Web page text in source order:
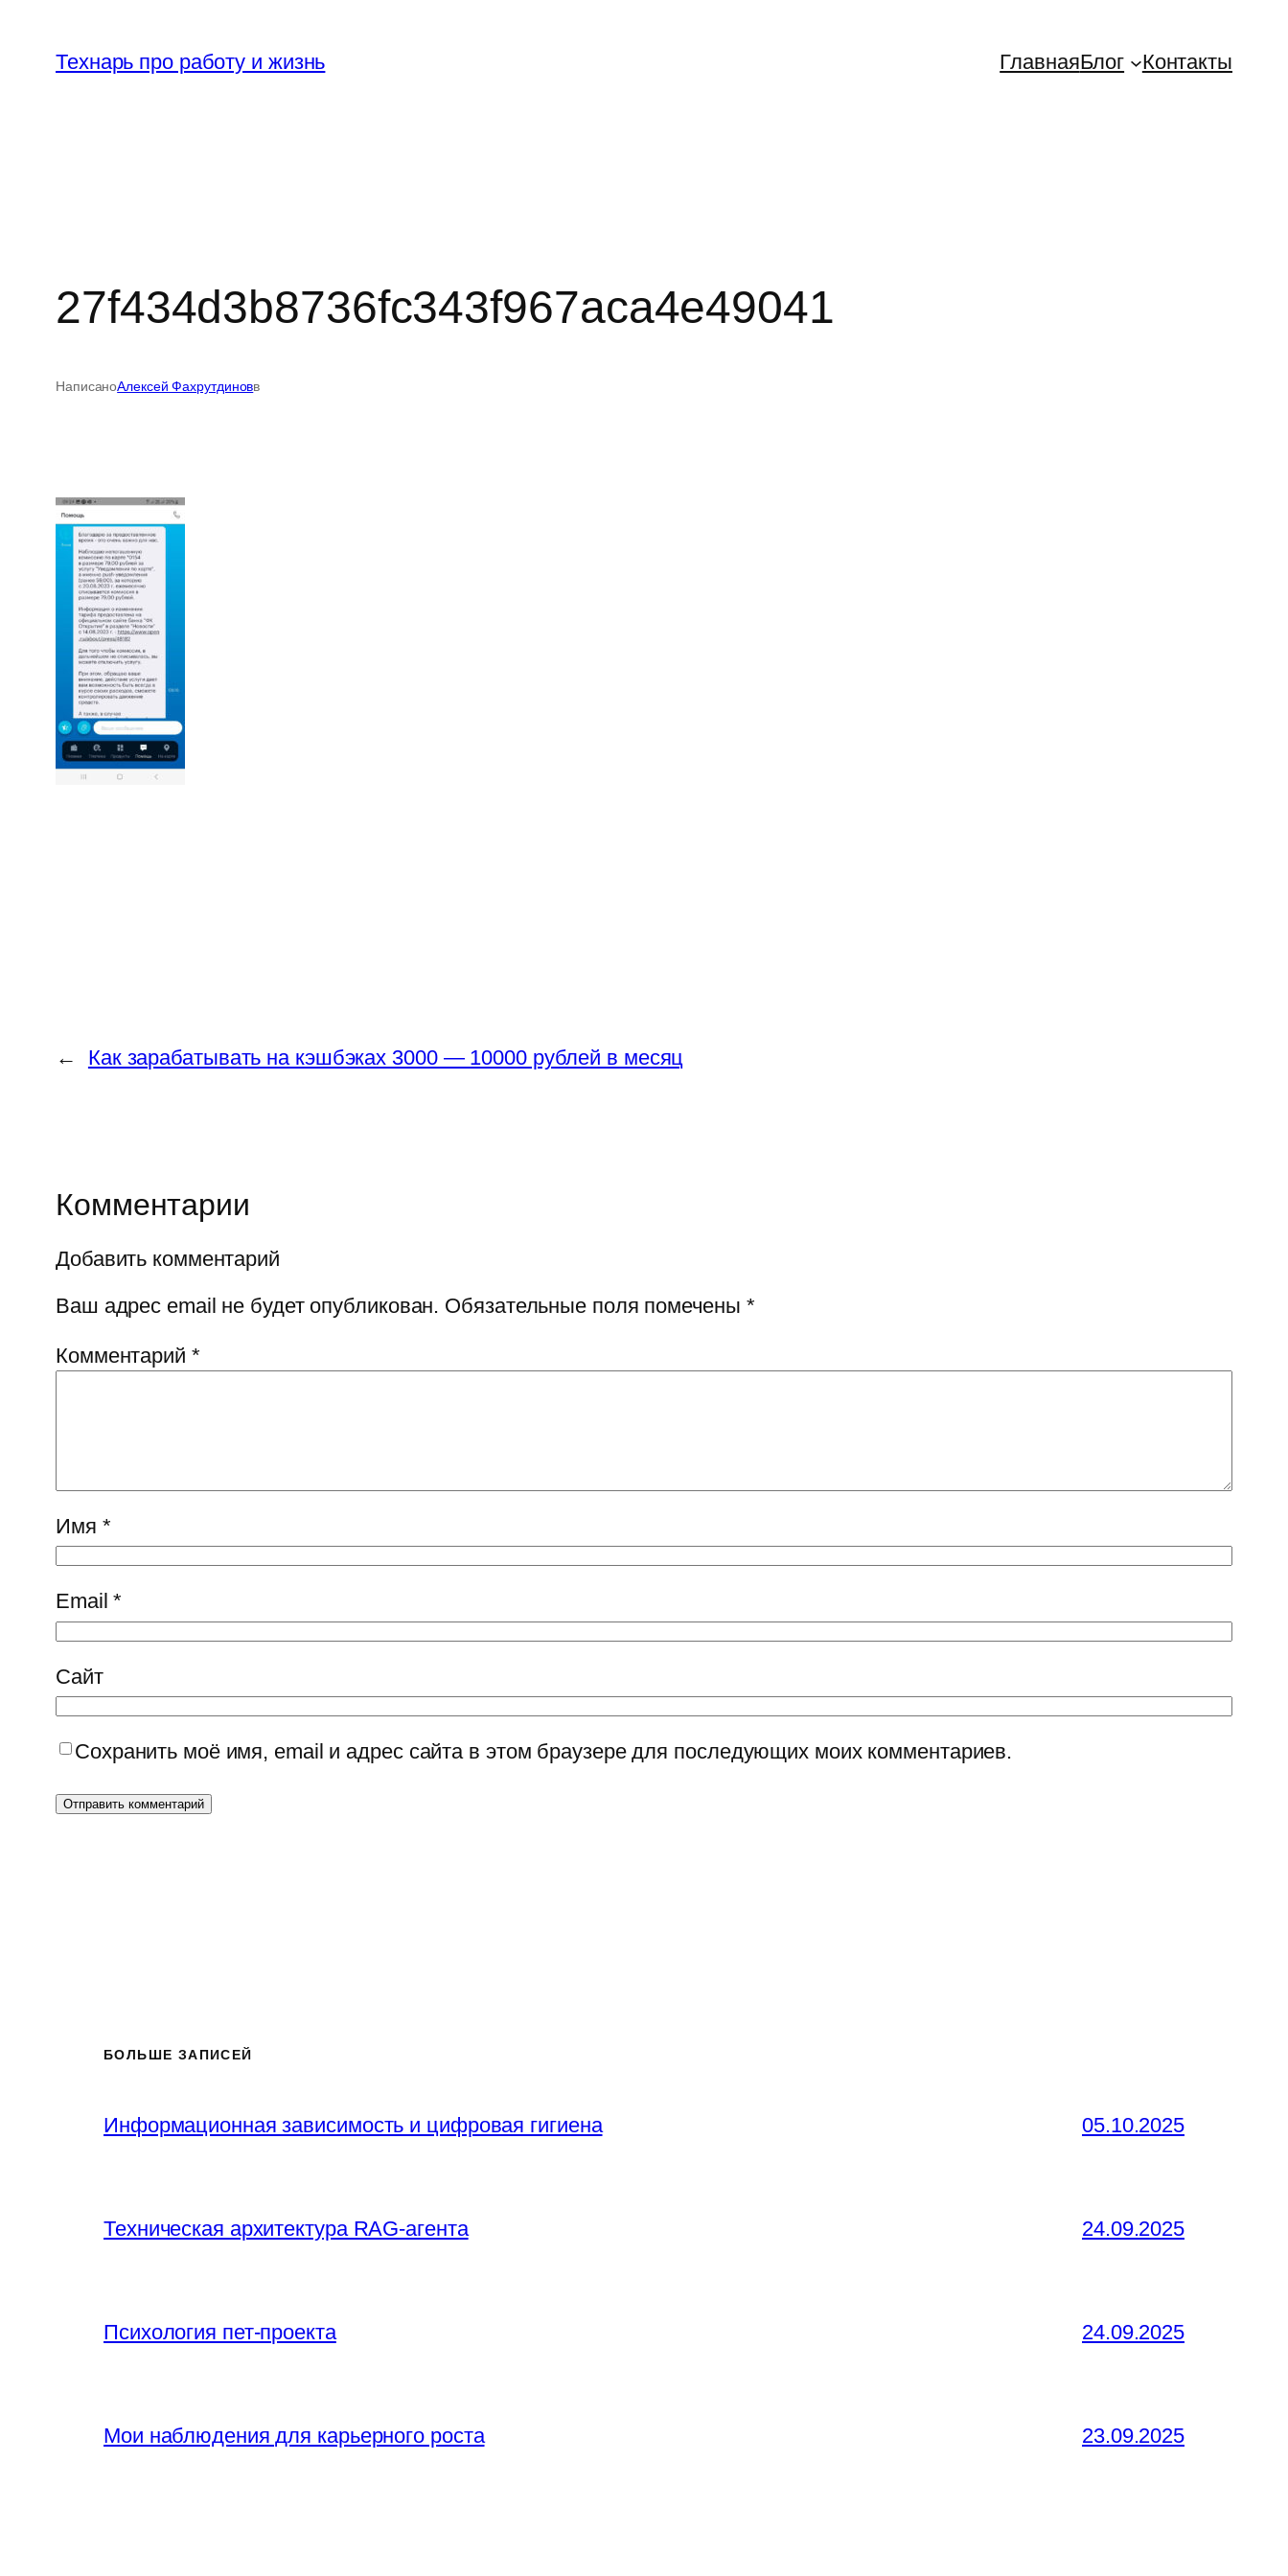
содержимому
Технарь про работу и жизнь ГлавнаяБлог Контакты
27f434d3b8736fc343f967aca4e49041
НаписаноАлексей Фахрутдиновв
← Как зарабатывать на кэшбэках 3000 — 10000 рублей в месяц
Комментарии
Добавить комментарий
Ваш адрес email не будет опубликован. Обязательные поля помечены *
Комментарий *
Имя *
Email*
Сайт
Сохранить моё имя, email и адрес сайта в этом браузере для последующих моих комментариев.
БОЛЬШЕ ЗАПИСЕЙ
Информационная зависимость и цифровая гигиена 05.10.2025
Техническая архитектура RAG-агента 24.09.2025
Психология пет-проекта 24.09.2025
Мои наблюдения для карьерного роста 23.09.2025